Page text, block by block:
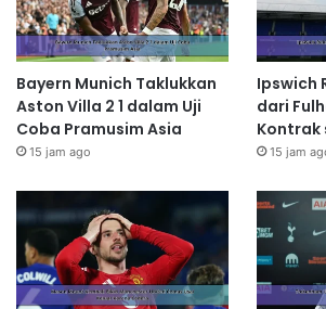
Bayern Munich Taklukkan
Aston Villa 2 1 dalam Uji
Coba Pramusim Asia
15 jam ago
Ipswich
dari
Kontrak
15 jam